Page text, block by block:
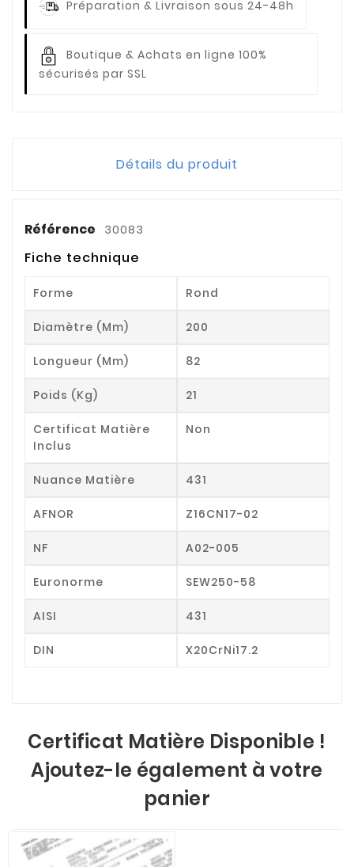
Préparation & Livraison sous 24-48h
Boutique & Achats en ligne 100%
sécurisés par SSL
Détails du produit
Référence 30083
Fiche technique
Forme Rond
Diamètre (mm) 200
Longueur (mm) 82
Poids (kg) 21
Certificat Matière
Inclus
Non
Nuance Matière 431
AFNOR Z16CN17-02
NF A02-005
Euronorme SEW250-58
AISI 431
DIN X20CrNi17.2
Certificat Matière Disponible !
Ajoutez-le également à votre
panier